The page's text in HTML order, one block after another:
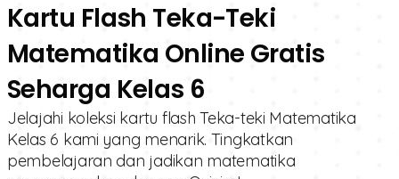
Kartu Flash Teka-Teki
Matematika Online Gratis
Seharga Kelas 6
Jelajahi koleksi kartu flash Teka-teki Matematika
Kelas 6 kami yang menarik. Tingkatkan
pembelajaran dan jadikan matematika